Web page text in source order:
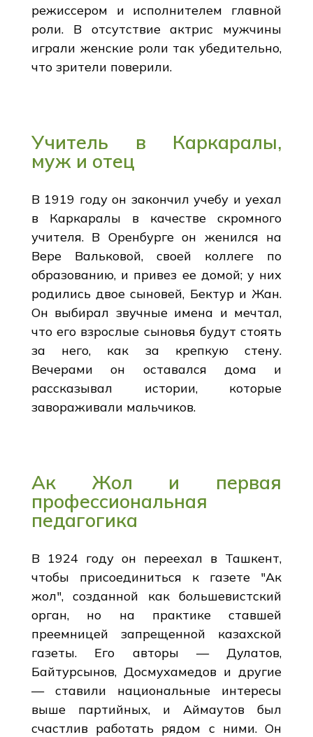
режиссером и исполнителем главной
роли. В отсутствие актрис мужчины
играли женские роли так убедительно,
что зрители поверили.
Учитель в Каркаралы,
муж и отец
В 1919 году он закончил учебу и уехал
в Каркаралы в качестве скромного
учителя. В Оренбурге он женился на
Вере Вальковой, своей коллеге по
образованию, и привез ее домой; у них
родились двое сыновей, Бектур и Жан.
Он выбирал звучные имена и мечтал,
что его взрослые сыновья будут стоять
за него, как за крепкую стену.
Вечерами он оставался дома и
рассказывал истории, которые
завораживали мальчиков.
Ак Жол и первая
профессиональная
педагогика
В 1924 году он переехал в Ташкент,
чтобы присоединиться к газете "Ак
жол", созданной как большевистский
орган, но на практике ставшей
преемницей запрещенной казахской
газеты. Его авторы — Дулатов,
Байтурсынов, Досмухамедов и другие
— ставили национальные интересы
выше партийных, и Аймаутов был
счастлив работать рядом с ними. Он